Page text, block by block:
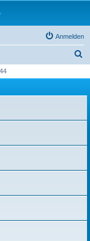
Anmelden
h